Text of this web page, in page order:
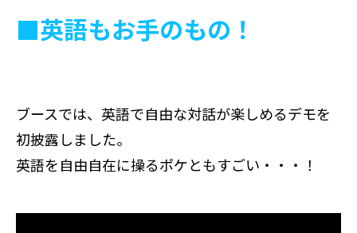
■英語もお手のもの！
ブースでは、英語で自由な対話が楽しめるデモを
初披露しました。
英語を自由自在に操るポケともすごい・・・！